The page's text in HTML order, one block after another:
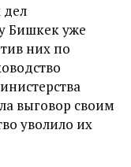
дел
Бишкек уже
них по
выговор своим
уволило их